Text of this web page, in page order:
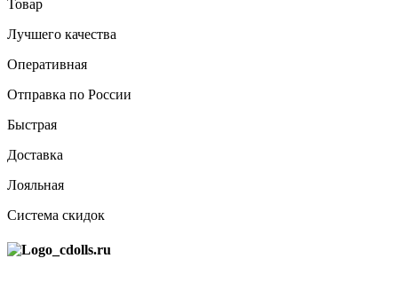
Товар
Лучшего качества
Оперативная
Отправка по России
Быстрая
Доставка
Лояльная
Система скидок